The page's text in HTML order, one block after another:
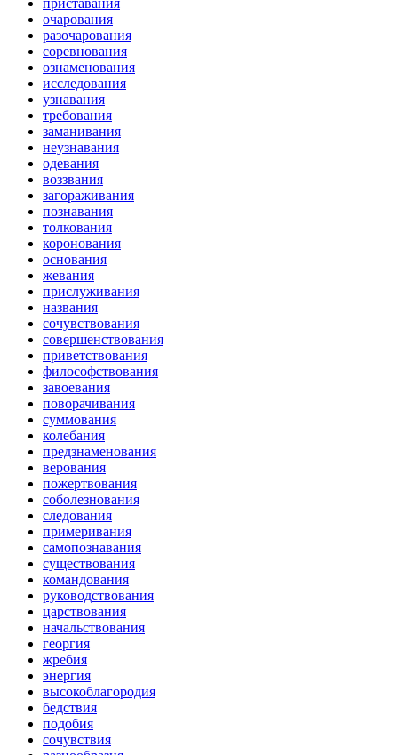
очарования
разочарования
соревнования
ознаменования
исследования
узнавания
требования
заманивания
неузнавания
одевания
воззвания
загораживания
познавания
толкования
коронования
основания
жевания
прислуживания
названия
сочувствования
совершенствования
приветствования
философствования
завоевания
поворачивания
суммования
колебания
предзнаменования
верования
пожертвования
соболезнования
следования
примеривания
самопознавания
существования
командования
руководствования
царствования
начальствования
георгия
жребия
энергия
высокоблагородия
бедствия
подобия
сочувствия